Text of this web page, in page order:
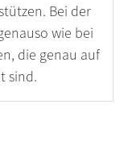
Bei der
wie bei
die genau auf
sind.